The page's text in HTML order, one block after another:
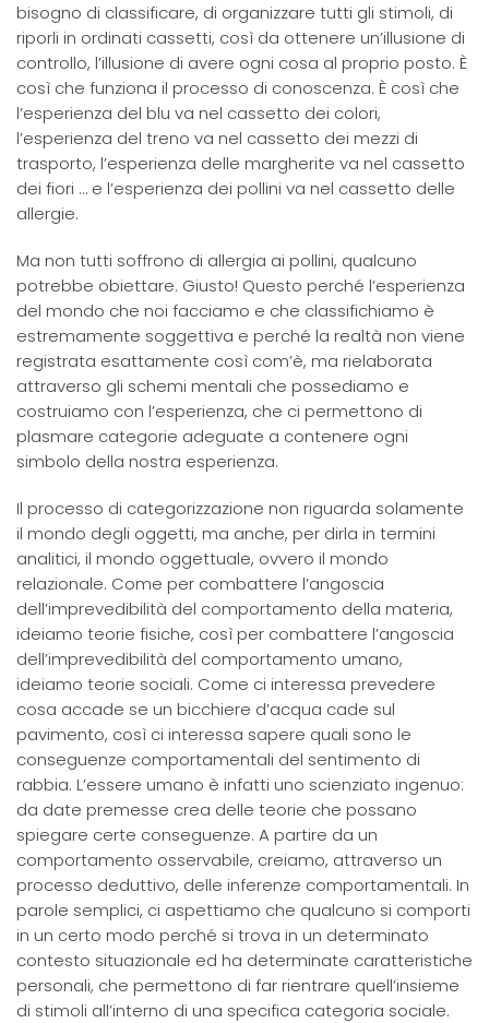
bisogno di classificare, di organizzare tutti gli stimoli, di
riporli in ordinati cassetti, così da ottenere un’illusione di
controllo, l’illusione di avere ogni cosa al proprio posto. È
così che funziona il processo di conoscenza. È così che
l’esperienza del blu va nel cassetto dei colori,
l’esperienza del treno va nel cassetto dei mezzi di
trasporto, l’esperienza delle margherite va nel cassetto
dei fiori … e l’esperienza dei pollini va nel cassetto delle
allergie.
Ma non tutti soffrono di allergia ai pollini, qualcuno
potrebbe obiettare. Giusto! Questo perché l’esperienza
del mondo che noi facciamo e che classifichiamo è
estremamente soggettiva e perché la realtà non viene
registrata esattamente così com’è, ma rielaborata
attraverso gli schemi mentali che possediamo e
costruiamo con l’esperienza, che ci permettono di
plasmare categorie adeguate a contenere ogni
simbolo della nostra esperienza.
Il processo di categorizzazione non riguarda solamente
il mondo degli oggetti, ma anche, per dirla in termini
analitici, il mondo oggettuale, ovvero il mondo
relazionale. Come per combattere l’angoscia
dell’imprevedibilità del comportamento della materia,
ideiamo teorie fisiche, così per combattere l’angoscia
dell’imprevedibilità del comportamento umano,
ideiamo teorie sociali. Come ci interessa prevedere
cosa accade se un bicchiere d’acqua cade sul
pavimento, così ci interessa sapere quali sono le
conseguenze comportamentali del sentimento di
rabbia. L’essere umano è infatti uno scienziato ingenuo:
da date premesse crea delle teorie che possano
spiegare certe conseguenze. A partire da un
comportamento osservabile, creiamo, attraverso un
processo deduttivo, delle inferenze comportamentali. In
parole semplici, ci aspettiamo che qualcuno si comporti
in un certo modo perché si trova in un determinato
contesto situazionale ed ha determinate caratteristiche
personali, che permettono di far rientrare quell’insieme
di stimoli all’interno di una specifica categoria sociale.